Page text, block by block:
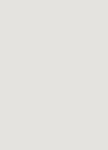
繼承對策、財
個機會要定